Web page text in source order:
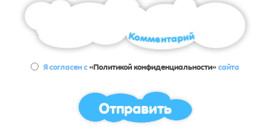
Я согласен с«Политикой конфиденциальности»сайта
Отправить